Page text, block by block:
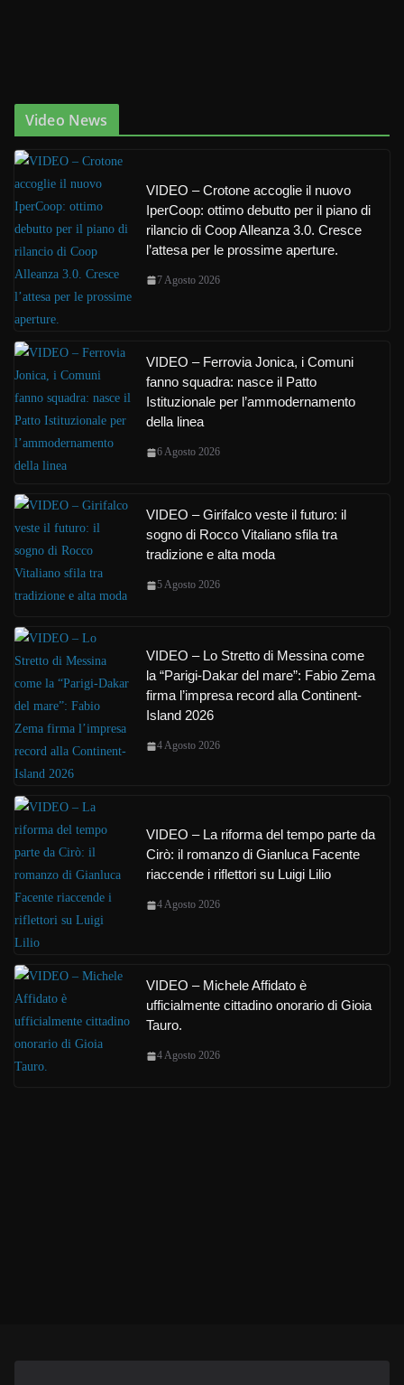
Video News
VIDEO – Crotone accoglie il nuovo
IperCoop: ottimo debutto per il piano di
rilancio di Coop Alleanza 3.0. Cresce
l’attesa per le prossime aperture.
7 Agosto 2026
VIDEO – Ferrovia Jonica, i Comuni
fanno squadra: nasce il Patto
Istituzionale per l’ammodernamento
della linea
6 Agosto 2026
VIDEO – Girifalco veste il futuro: il
sogno di Rocco Vitaliano sfila tra
tradizione e alta moda
5 Agosto 2026
VIDEO – Lo Stretto di Messina come
la “Parigi-Dakar del mare”: Fabio Zema
firma l’impresa record alla Continent-
Island 2026
4 Agosto 2026
VIDEO – La riforma del tempo parte da
Cirò: il romanzo di Gianluca Facente
riaccende i riflettori su Luigi Lilio
4 Agosto 2026
VIDEO – Michele Affidato è
ufficialmente cittadino onorario di Gioia
Tauro.
4 Agosto 2026